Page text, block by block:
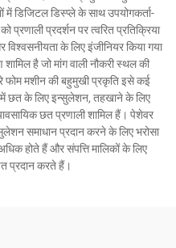
डिजिटल डिस्प्ले के साथ उपयोगकर्ता-
प्रदर्शन पर त्वरित प्रतिक्रिया
के लिए इंजीनियर किया गया
है जो मांग वाली नौकरी स्थल की
फोम मशीन की बहुमुखी प्रकृति इसे कई
छत के लिए इन्सुलेशन, तहखाने के लिए
छत प्रणाली शामिल हैं। पेशेवर
समाधान प्रदान करने के लिए भरोसा
होते हैं और संपत्ति मालिकों के लिए
प्रदान करते हैं।